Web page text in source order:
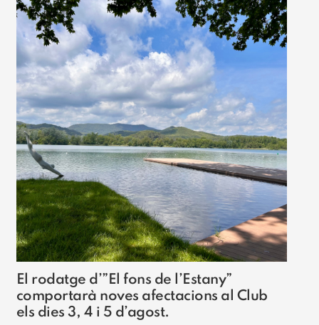
El rodatge d’”El fons de l’Estany”
comportarà noves afectacions al Club
els dies 3, 4 i 5 d’agost.